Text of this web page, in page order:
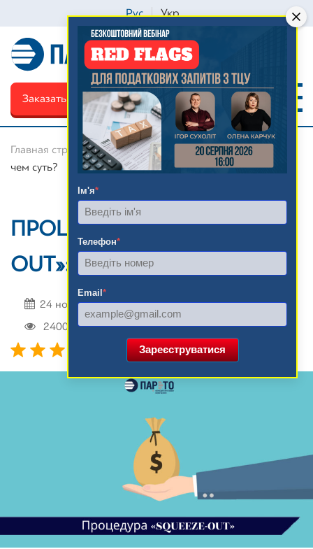
Рус Укр
Заказать обратный звонок
Главная страница»Блог»Процедура «SQUEEZE-OUT»: в
чем суть?
ПРОЦЕДУРА «SQUEEZE-
OUT»: В ЧЕМ СУТЬ?
Олег Ивченко
24 ноября 2020
2400
Вопрос - Ответ, Оценка акций
Ім'я*
Телефон*
Email *
Зареєструватися